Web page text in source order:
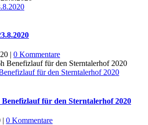
| 0 Kommentare
für den Sterntalerhof 2020
für den Sterntalerhof 2020
| 0 Kommentare